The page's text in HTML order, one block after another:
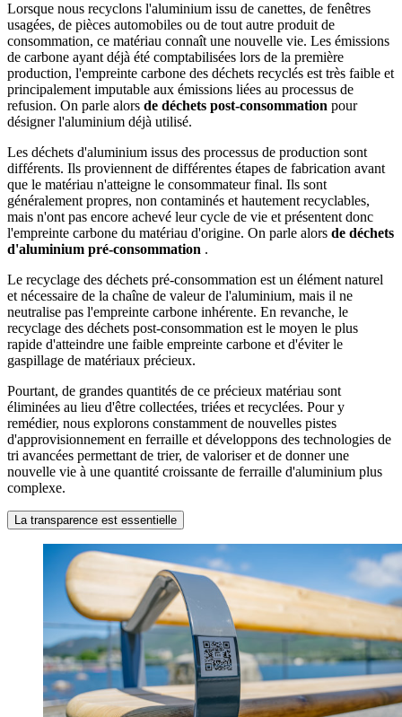
Lorsque nous recyclons l'aluminium issu de canettes, de fenêtres
usagées, de pièces automobiles ou de tout autre produit de
consommation, ce matériau connaît une nouvelle vie. Les émissions
de carbone ayant déjà été comptabilisées lors de la première
production, l'empreinte carbone des déchets recyclés est très faible et
principalement imputable aux émissions liées au processus de
refusion. On parle alors de déchets post-consommation pour
désigner l'aluminium déjà utilisé.
Les déchets d'aluminium issus des processus de production sont
différents. Ils proviennent de différentes étapes de fabrication avant
que le matériau n'atteigne le consommateur final. Ils sont
généralement propres, non contaminés et hautement recyclables,
mais n'ont pas encore achevé leur cycle de vie et présentent donc
l'empreinte carbone du matériau d'origine. On parle alors de déchets
d'aluminium pré-consommation .
Le recyclage des déchets pré-consommation est un élément naturel
et nécessaire de la chaîne de valeur de l'aluminium, mais il ne
neutralise pas l'empreinte carbone inhérente. En revanche, le
recyclage des déchets post-consommation est le moyen le plus
rapide d'atteindre une faible empreinte carbone et d'éviter le
gaspillage de matériaux précieux.
Pourtant, de grandes quantités de ce précieux matériau sont
éliminées au lieu d'être collectées, triées et recyclées. Pour y
remédier, nous explorons constamment de nouvelles pistes
d'approvisionnement en ferraille et développons des technologies de
tri avancées permettant de trier, de valoriser et de donner une
nouvelle vie à une quantité croissante de ferraille d'aluminium plus
complexe.
La transparence est essentielle